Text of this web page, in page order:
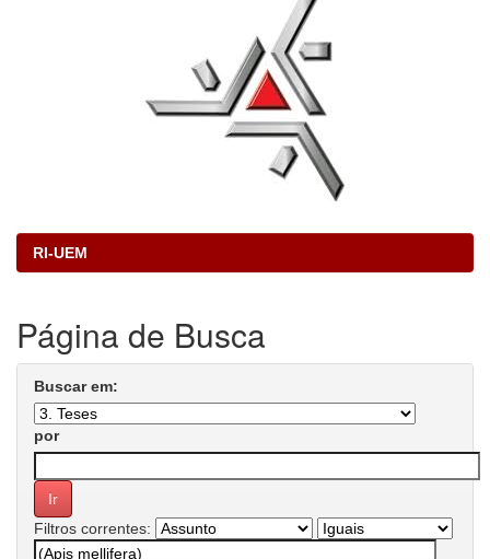
RI-UEM
Página de Busca
Buscar em:
por
Filtros correntes: